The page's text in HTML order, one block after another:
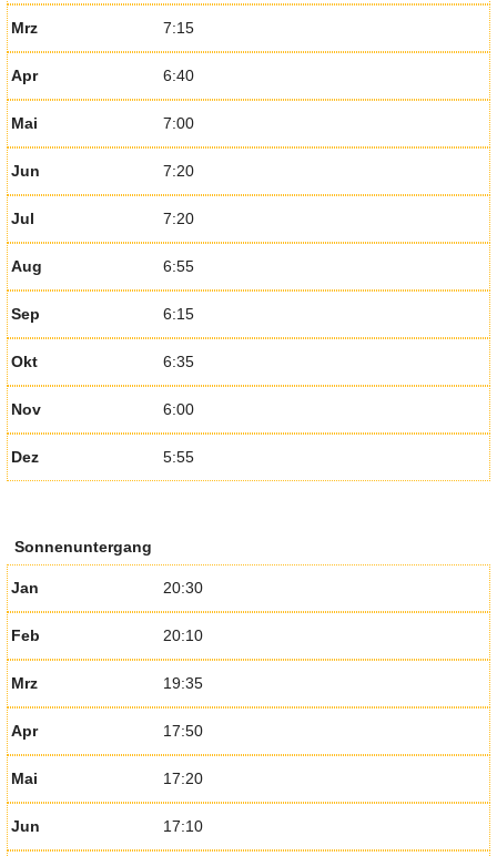
Mrz 7:15
Apr 6:40
Mai 7:00
Jun 7:20
Jul 7:20
Aug 6:55
Sep 6:15
Okt 6:35
Nov 6:00
Dez 5:55
Sonnenuntergang
Jan 20:30
Feb 20:10
Mrz 19:35
Apr 17:50
Mai 17:20
Jun 17:10